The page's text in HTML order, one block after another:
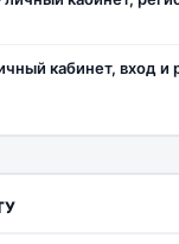
кабинет, вход и